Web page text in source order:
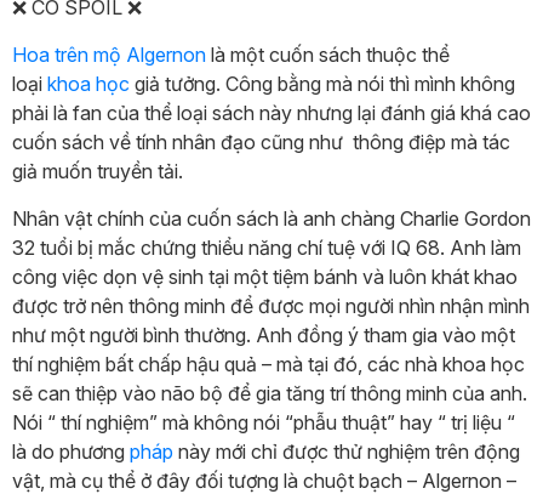
❌ CÓ SPOIL ❌
Hoa trên mộ Algernon là một cuốn sách thuộc thể
loại khoa học giả tưởng. Công bằng mà nói thì mình không
phải là fan của thể loại sách này nhưng lại đánh giá khá cao
cuốn sách về tính nhân đạo cũng như thông điệp mà tác
giả muốn truyền tải.
Nhân vật chính của cuốn sách là anh chàng Charlie Gordon
32 tuổi bị mắc chứng thiểu năng chí tuệ với IQ 68. Anh làm
công việc dọn vệ sinh tại một tiệm bánh và luôn khát khao
được trở nên thông minh để được mọi người nhìn nhận mình
như một người bình thường. Anh đồng ý tham gia vào một
thí nghiệm bất chấp hậu quả – mà tại đó, các nhà khoa học
sẽ can thiệp vào não bộ để gia tăng trí thông minh của anh.
Nói “ thí nghiệm” mà không nói “phẫu thuật” hay “ trị liệu “
là do phương pháp này mới chỉ được thử nghiệm trên động
vật, mà cụ thể ở đây đối tượng là chuột bạch – Algernon –